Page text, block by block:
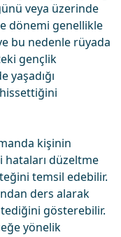
veya üzerinde
dönemi genellikle
bu nedenle rüyada
gençlik
yaşadığı
kişinin
hataları düzeltme
temsil edebilir.
ders alarak
gösterebilir.
yönelik